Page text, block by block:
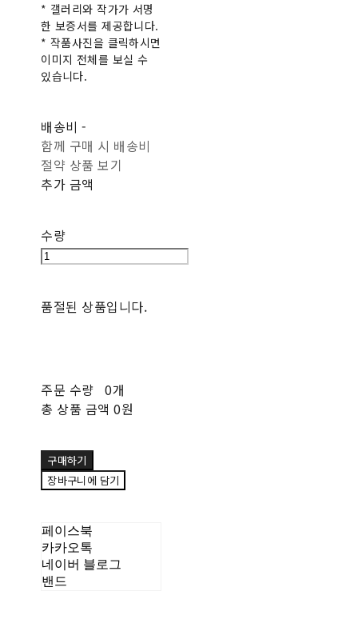
* 갤러리와 작가가 서명
한 보증서를 제공합니다.
* 작품사진을 클릭하시면
이미지 전체를 보실 수
있습니다.
배송비-
함께 구매 시 배송비
절약 상품 보기
추가 금액
수량
품절된 상품입니다.
주문 수량 0개
총 상품 금액 0원
구매하기
장바구니에 담기
페이스북
카카오톡
네이버 블로그
밴드